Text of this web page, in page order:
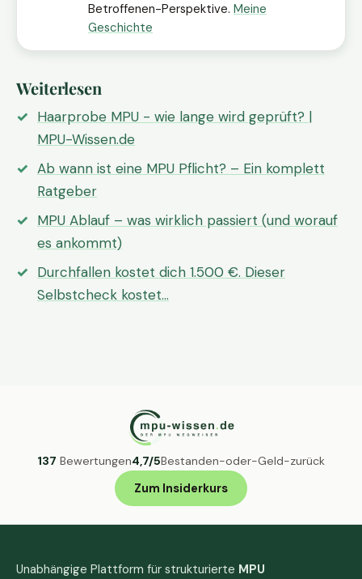
Betroffenen-Perspektive. Meine
Geschichte
Weiterlesen
Haarprobe MPU - wie lange wird geprüft? |
MPU-Wissen.de
Ab wann ist eine MPU Pflicht? – Ein komplett
Ratgeber
MPU Ablauf – was wirklich passiert (und worauf
es ankommt)
Durchfallen kostet dich 1.500 €. Dieser
Selbstcheck kostet…
137 Bewertungen4,7/5Bestanden-oder-Geld-zurück
Zum Insiderkurs
Unabhängige Plattform für strukturierte MPU